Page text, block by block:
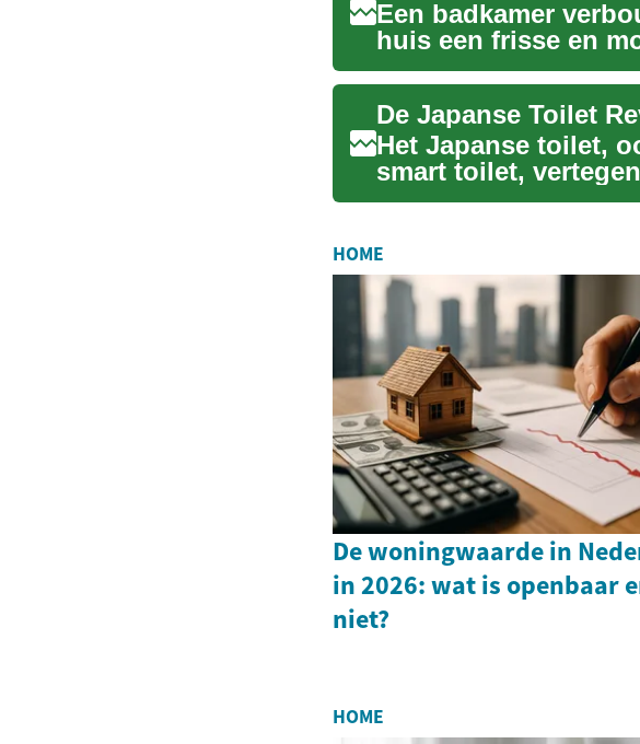
Een badkamer
huis een frisse en
nu op z...
Het Japanse toilet,
smart toilet,
benadering va...
HOME
De woningwaarde in
in 2026: wat is openbaar
niet?
HOME